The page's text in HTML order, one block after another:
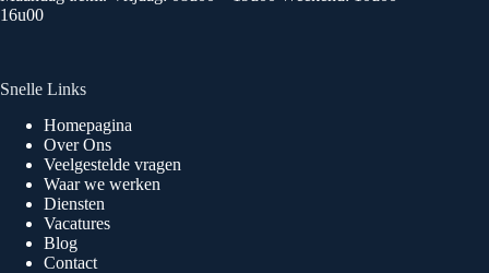
16u00
Snelle Links
Homepagina
Over Ons
Veelgestelde vragen
Waar we werken
Diensten
Vacatures
Blog
Contact